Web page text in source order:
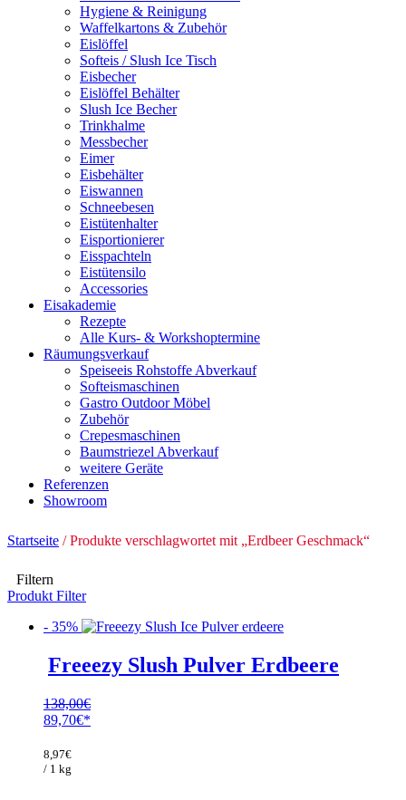
Hygiene & Reinigung
Waffelkartons & Zubehör
Eislöffel
Softeis / Slush Ice Tisch
Eisbecher
Eislöffel Behälter
Slush Ice Becher
Trinkhalme
Messbecher
Eimer
Eisbehälter
Eiswannen
Schneebesen
Eistütenhalter
Eisportionierer
Eisspachteln
Eistütensilo
Accessories
Eisakademie
Rezepte
Alle Kurs- & Workshoptermine
Räumungsverkauf
Speiseeis Rohstoffe Abverkauf
Softeismaschinen
Gastro Outdoor Möbel
Zubehör
Crepesmaschinen
Baumstriezel Abverkauf
weitere Geräte
Referenzen
Showroom
Startseite / Produkte verschlagwortet mit „Erdbeer Geschmack“
Filtern
Produkt Filter
- 35%
Freeezy Slush Pulver Erdbeere
138,00€
Ursprünglicher
war:
138,00€
89,70€
Preis
ist:
8,97€
/ 1 kg